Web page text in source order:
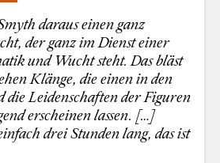
daraus einen ganz
der ganz im Dienst einer
und Wucht steht. Das bläst
Klänge, die einen in den
die Leidenschaften der Figuren
erscheinen lassen. […]
drei Stunden lang, das ist